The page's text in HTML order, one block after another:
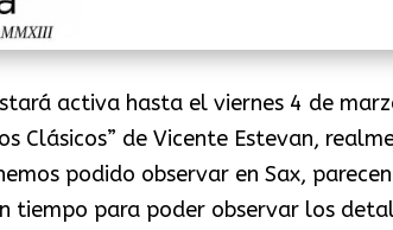
activa hasta el viernes 4 de
Clásicos” de Vicente Estevan,
podido observar en Sax, parecen
tiempo para poder observar los